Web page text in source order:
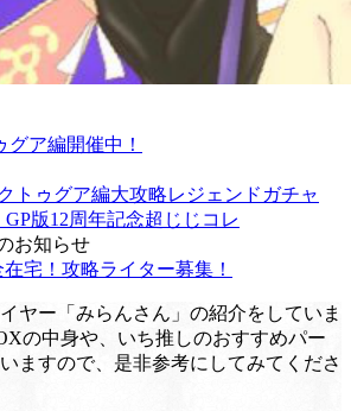
ア編開催中！
クトゥグア編大攻略レジェンドガチャ
GP版12周年記念超じじコレ
お知らせ
宅！攻略ライター募集！
ヤー「みらんさん」の紹介をしていま
の中身や、いち推しのおすすめパー
ますので、是非参考にしてみてくださ